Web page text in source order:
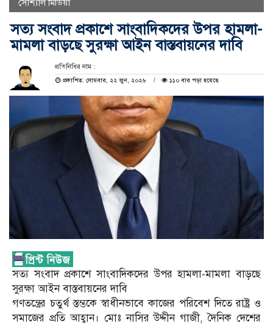
সোশ্যাল মিডিয়া
সত্য সংবাদ প্রকাশে সাংবাদিকদের উপর হামলা-
মামলা বাড়ছে সুরক্ষা আইন বাস্তবায়নের দাবি
প্রতিনিধির নাম :
প্রকাশিত: সোমবার, ২২ জুন, ২০২৬
১১০ বার পড়া হয়েছে
সত্য সংবাদ প্রকাশে সাংবাদিকদের উপর হামলা-মামলা বাড়ছে
সুরক্ষা আইন বাস্তবায়নের দাবি
গণতন্ত্রের চতুর্থ স্তম্ভকে স্বাধীনভাবে কাজের পরিবেশ দিতে রাষ্ট্র ও
সমাজের প্রতি আহ্বান। মোঃ নাসির উদ্দীন গাজী, দৈনিক দেশের